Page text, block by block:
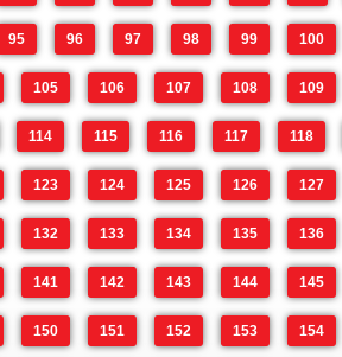
95 96 97 98 99 100
105 106 107 108 109
114 115 116 117 118
123 124 125 126 127
132 133 134 135 136
141 142 143 144 145
150 151 152 153 154